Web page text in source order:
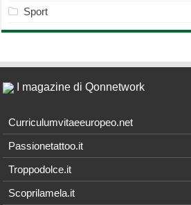
Sport
I magazine di Qonnetwork
Curriculumvitaeeuropeo.net
Passionetattoo.it
Troppodolce.it
Scoprilamela.it